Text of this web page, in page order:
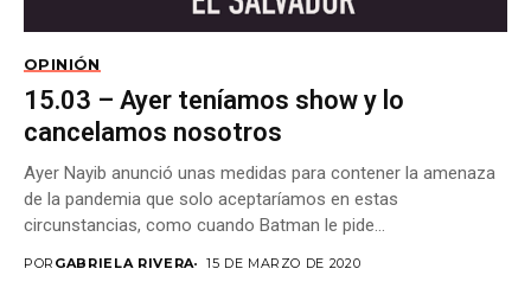
OPINIÓN
15.03 – Ayer teníamos show y lo
cancelamos nosotros
Ayer Nayib anunció unas medidas para contener la amenaza
de la pandemia que solo aceptaríamos en estas
circunstancias, como cuando Batman le pide...
POR GABRIELA RIVERA 15 DE MARZO DE 2020